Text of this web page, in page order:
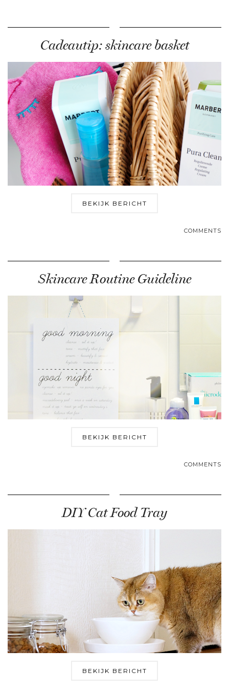
Cadeautip: skincare basket
BEKIJK BERICHT
COMMENTS
Skincare Routine Guideline
BEKIJK BERICHT
COMMENTS
DIY Cat Food Tray
BEKIJK BERICHT